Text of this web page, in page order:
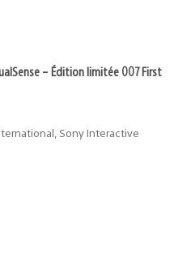
– Édition limitée 007 First
Sony Interactive